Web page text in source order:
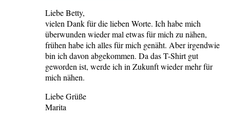
Liebe Betty,
vielen Dank für die lieben Worte. Ich habe mich
überwunden wieder mal etwas für mich zu nähen,
frühen habe ich alles für mich genäht. Aber irgendwie
bin ich davon abgekommen. Da das T-Shirt gut
geworden ist, werde ich in Zukunft wieder mehr für
mich nähen.
Liebe Grüße
Marita